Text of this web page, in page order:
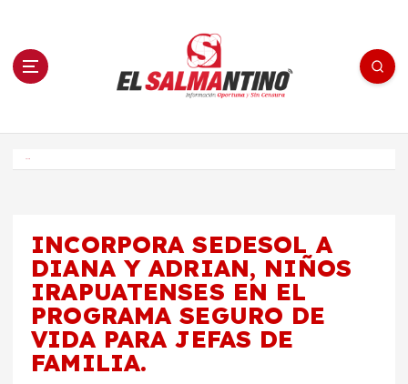
n El Salmantino - medios/noticias/editorial
INCORPORA SEDESOL A
DIANA Y ADRIAN, NIÑOS
IRAPUATENSES EN EL
PROGRAMA SEGURO DE
VIDA PARA JEFAS DE
FAMILIA.